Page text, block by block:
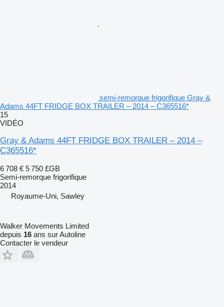
semi-remorque frigorifique Gray &
Adams 44FT FRIDGE BOX TRAILER – 2014 – C365516*
15
VIDÉO
Gray & Adams 44FT FRIDGE BOX TRAILER – 2014 –
C365516*
6 708 € 5 750 £GB
Semi-remorque frigorifique
2014
Royaume-Uni, Sawley
Walker Movements Limited
depuis 16 ans sur Autoline
Contacter le vendeur